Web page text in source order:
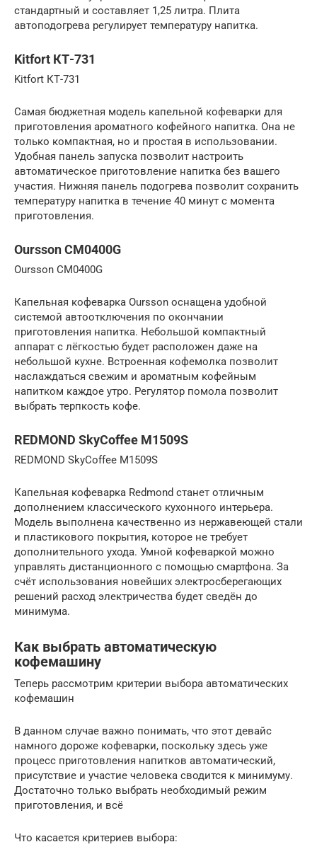
стандартный и составляет 1,25 литра. Плита
автоподогрева регулирует температуру напитка.
Kitfort КТ-731
Kitfort КТ-731
Самая бюджетная модель капельной кофеварки для
приготовления ароматного кофейного напитка. Она не
только компактная, но и простая в использовании.
Удобная панель запуска позволит настроить
автоматическое приготовление напитка без вашего
участия. Нижняя панель подогрева позволит сохранить
температуру напитка в течение 40 минут с момента
приготовления.
Oursson CM0400G
Oursson CM0400G
Капельная кофеварка Oursson оснащена удобной
системой автоотключения по окончании
приготовления напитка. Небольшой компактный
аппарат с лёгкостью будет расположен даже на
небольшой кухне. Встроенная кофемолка позволит
наслаждаться свежим и ароматным кофейным
напитком каждое утро. Регулятор помола позволит
выбрать терпкость кофе.
REDMOND SkyCoffee M1509S
REDMOND SkyCoffee M1509S
Капельная кофеварка Redmond станет отличным
дополнением классического кухонного интерьера.
Модель выполнена качественно из нержавеющей стали
и пластикового покрытия, которое не требует
дополнительного ухода. Умной кофеваркой можно
управлять дистанционного с помощью смартфона. За
счёт использования новейших электросберегающих
решений расход электричества будет сведён до
минимума.
Как выбрать автоматическую
кофемашину
Теперь рассмотрим критерии выбора автоматических
кофемашин
В данном случае важно понимать, что этот девайс
намного дороже кофеварки, поскольку здесь уже
процесс приготовления напитков автоматический,
присутствие и участие человека сводится к минимуму.
Достаточно только выбрать необходимый режим
приготовления, и всё
Что касается критериев выбора: